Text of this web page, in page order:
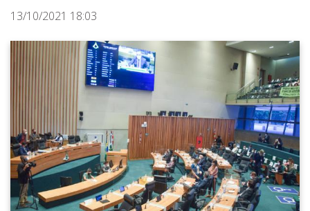
13/10/2021 18:03